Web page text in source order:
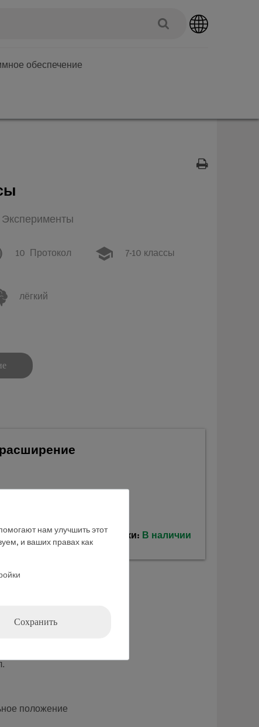
обеспечение
Эксперименты
10 Протокол 7-10 классы
лёгкий
Время доставки: В наличии
положение
нам улучшить этот
и ваших правах как
Сохранить